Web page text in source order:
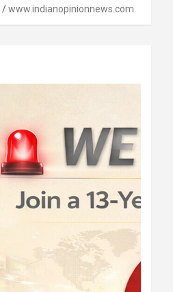
www.indianopinionnews.com